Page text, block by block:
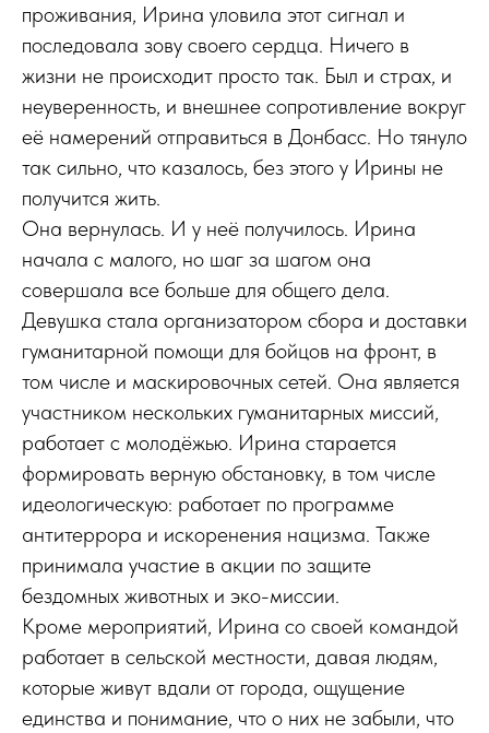
проживания, Ирина уловила этот сигнал и
последовала зову своего сердца. Ничего в
жизни не происходит просто так. Был и страх, и
неуверенность, и внешнее сопротивление вокруг
её намерений отправиться в Донбасс. Но тянуло
так сильно, что казалось, без этого у Ирины не
получится жить.
Она вернулась. И у неё получилось. Ирина
начала с малого, но шаг за шагом она
совершала все больше для общего дела.
Девушка стала организатором сбора и доставки
гуманитарной помощи для бойцов на фронт, в
том числе и маскировочных сетей. Она является
участником нескольких гуманитарных миссий,
работает с молодёжью. Ирина старается
формировать верную обстановку, в том числе
идеологическую: работает по программе
антитеррора и искоренения нацизма. Также
принимала участие в акции по защите
бездомных животных и эко-миссии.
Кроме мероприятий, Ирина со своей командой
работает в сельской местности, давая людям,
которые живут вдали от города, ощущение
единства и понимание, что о них не забыли, что